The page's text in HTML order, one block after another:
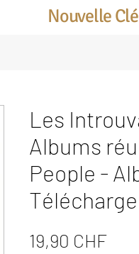
Nouvelle
Les
Albums
People -
19,90 CHFPrix